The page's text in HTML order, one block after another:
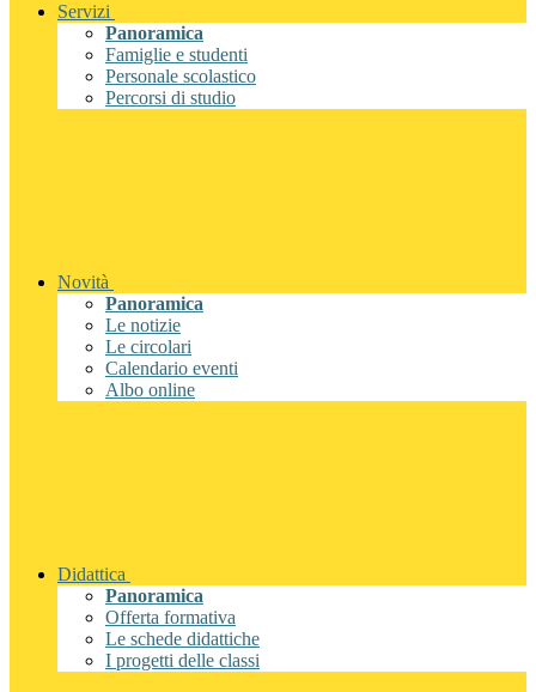
Servizi
Panoramica
Famiglie e studenti
Personale scolastico
Percorsi di studio
Novità
Panoramica
Le notizie
Le circolari
Calendario eventi
Albo online
Didattica
Panoramica
Offerta formativa
Le schede didattiche
I progetti delle classi